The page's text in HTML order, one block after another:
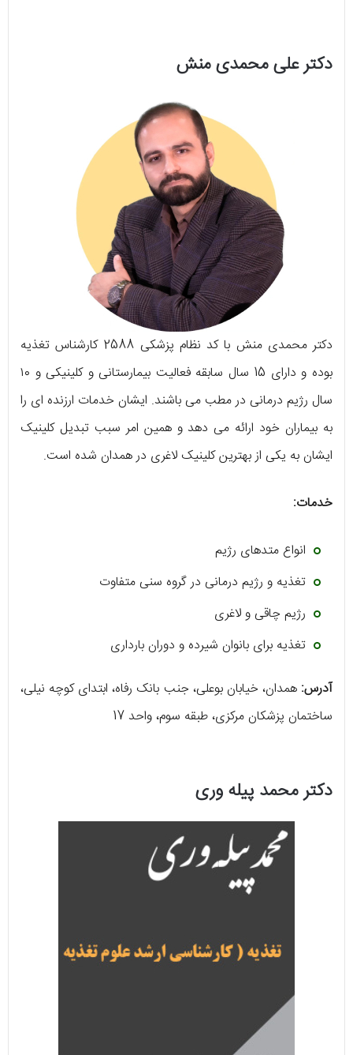
دکتر علی محمدی منش
دکتر محمدی منش با کد نظام پزشکی 2588 کارشناس تغذیه
بوده و دارای 15 سال سابقه فعالیت بیمارستانی و کلینیکی و ۱۰
سال رژیم درمانی در مطب می باشند. ایشان خدمات ارزنده ای را
به بیماران خود ارائه می دهد و همین امر سبب تبدیل کلینیک
ایشان به یکی از بهترین کلینیک لاغری در همدان شده است.
خدمات:
انواع متدهای رژیم
تغذیه و رژیم درمانی در گروه‌ سنی متفاوت
رژیم چاقی و لاغری
تغذیه برای بانوان شیرده و دوران بارداری
آدرس: همدان، خیابان بوعلی، جنب بانک رفاه، ابتدای کوچه نیلی،
ساختمان پزشکان مرکزی، طبقه سوم، واحد 17
دکتر محمد پیله وری